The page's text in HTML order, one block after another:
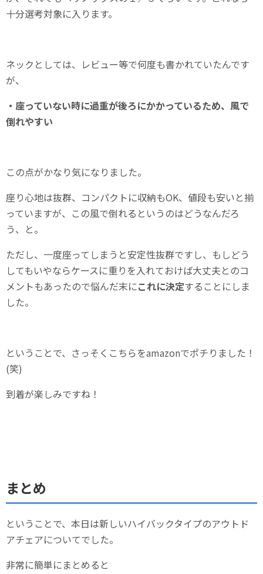
十分選考対象に入ります。
ネックとしては、レビュー等で何度も書かれていたんです
が、
・座っていない時に過重が後ろにかかっているため、風で
倒れやすい
この点がかなり気になりました。
座り心地は抜群、コンパクトに収納もOK、値段も安いと揃
っていますが、この風で倒れるというのはどうなんだろ
う、と。
ただし、一度座ってしまうと安定性抜群ですし、もしどう
してもいやならケースに重りを入れておけば大丈夫とのコ
メントもあったので悩んだ末にこれに決定することにしま
した。
ということで、さっそくこちらをamazonでポチりました！
(笑)
到着が楽しみですね！
まとめ
ということで、本日は新しいハイバックタイプのアウトド
アチェアについてでした。
非常に簡単にまとめると